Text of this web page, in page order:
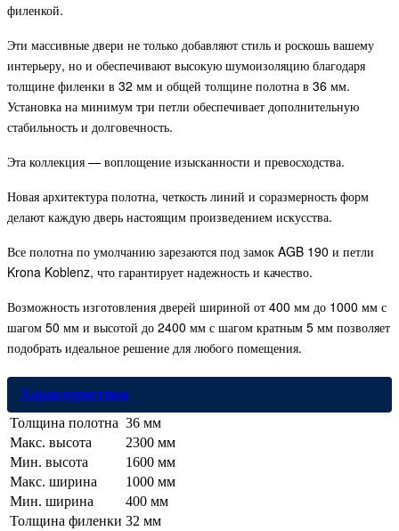
филенкой.
Эти массивные двери не только добавляют стиль и роскошь вашему
интерьеру, но и обеспечивают высокую шумоизоляцию благодаря
толщине филенки в 32 мм и общей толщине полотна в 36 мм.
Установка на минимум три петли обеспечивает дополнительную
стабильность и долговечность.
Эта коллекция — воплощение изысканности и превосходства.
Новая архитектура полотна, четкость линий и соразмерность форм
делают каждую дверь настоящим произведением искусства.
Все полотна по умолчанию зарезаются под замок AGB 190 и петли
Krona Koblenz, что гарантирует надежность и качество.
Возможность изготовления дверей шириной от 400 мм до 1000 мм с
шагом 50 мм и высотой до 2400 мм с шагом кратным 5 мм позволяет
подобрать идеальное решение для любого помещения.
Характеристики
Толщина полотна 36 мм
Макс. высота
2300 мм
Мин. высота
1600 мм
Макс. ширина
1000 мм
Мин. ширина
400 мм
Толщина филенки 32 мм